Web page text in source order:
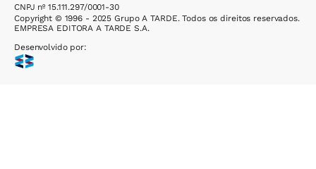
CNPJ nº 15.111.297/0001-30
Copyright © 1996 - 2025 Grupo A TARDE. Todos os direitos reservados.
EMPRESA EDITORA A TARDE S.A.
Desenvolvido por: